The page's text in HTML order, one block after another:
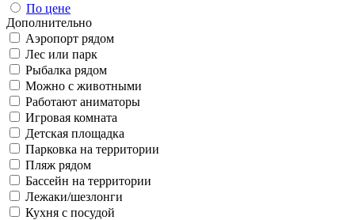
По цене
Дополнительно
Аэропорт рядом
Лес или парк
Рыбалка рядом
Можно с животными
Работают аниматоры
Игровая комната
Детская площадка
Парковка на территории
Пляж рядом
Бассейн на территории
Лежаки/шезлонги
Кухня с посудой